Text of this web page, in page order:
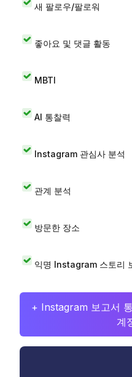
새 팔로우/팔로워
좋아요 및 댓글 활동
MBTI
AI 통찰력
Instagram 관심사 분석
관계 분석
방문한 장소
익명 Instagram 스토리
+ Instagram 보고서
계